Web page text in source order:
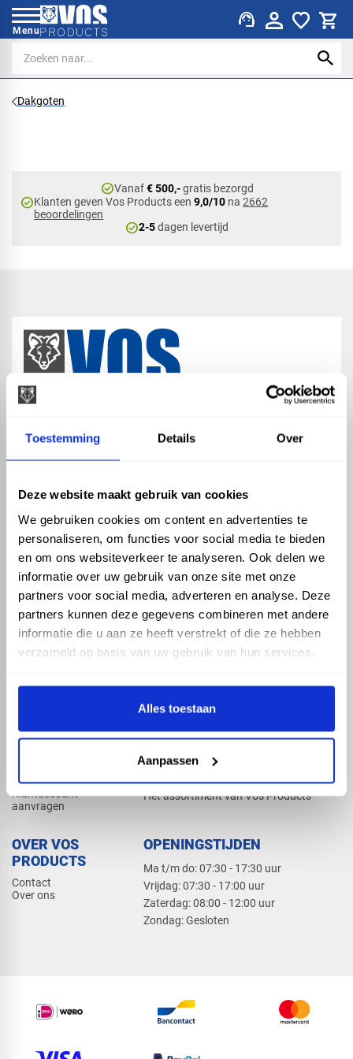
Toestemming Details Over
Deze website maakt gebruik van cookies
We gebruiken cookies om content en advertenties te
personaliseren, om functies voor social media te bieden
en om ons websiteverkeer te analyseren. Ook delen we
informatie over uw gebruik van onze site met onze
partners voor social media, adverteren en analyse. Deze
partners kunnen deze gegevens combineren met andere
informatie die u aan ze heeft verstrekt of die ze hebben
verzameld op basis van uw gebruik van hun services.
Alles toestaan
Aanpassen
Menu support_agent
Dakgoten
check_circleVanaf€ 500,-gratis bezorgd
check_circleKlanten geven Vos Products een9,0/10 na2662
beoordelingen
check_circle2-5dagen levertijd
ASSORTIMENT
Hemelwaterafvoer
Drukleiding
Beregening
Dak en gevel
KENNIS EN HULP
Klantenservice
Kennisbank
Klantaccount
aanvragen
PRODUCTCATALOGUS 2026
Het assortiment van Vos Products
OVER VOS
PRODUCTS
Contact
Over ons
OPENINGSTIJDEN
Ma t/m do: 07:30 - 17:30 uur
​Vrijdag: 07:30 - 17:00 uur
​Zaterdag: 08:00 - 12:00 uur
​Zondag: Gesloten
phone_enabled +31 416 75 02 55
mail info@vosproducts.nl
check_circleDé bouwmarkt van Altena
check_circle Direct uit grote voorraad geleverd met eigen transport
check_circleLevering in NL en BE